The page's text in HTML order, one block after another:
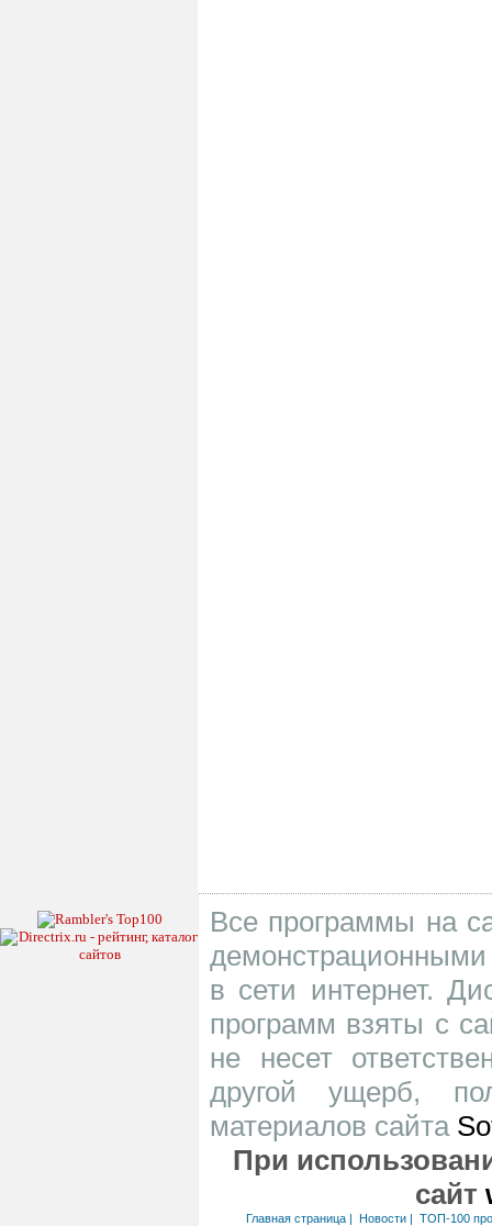
Все программы на
в сети интернет.
программ взяты с
не несет
другой ущерб,
материалов сайта
При
сайт
Главная страница| Новости| ТОП-100